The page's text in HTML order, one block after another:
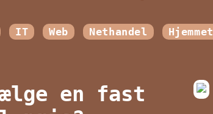
IT Web Nethandel Hjemmet
en fast